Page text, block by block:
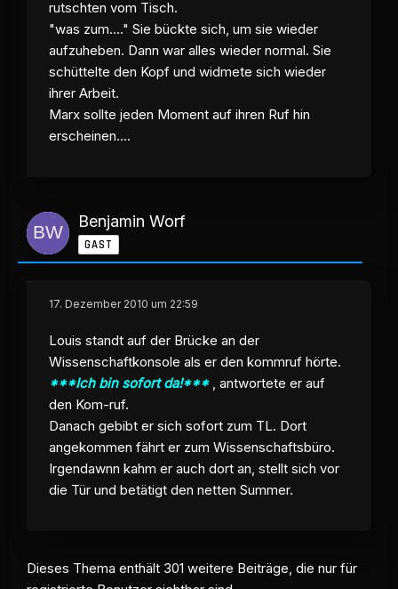
rutschten vom Tisch.
"was zum...." Sie bückte sich, um sie wieder
aufzuheben. Dann war alles wieder normal. Sie
schüttelte den Kopf und widmete sich wieder
ihrer Arbeit.
Marx sollte jeden Moment auf ihren Ruf hin
erscheinen....
Benjamin Worf
GAST
17. Dezember 2010 um 22:59
Louis standt auf der Brücke an der
Wissenschaftkonsole als er den kommruf hörte.
***Ich bin sofort da!***, antwortete er auf
den Kom-ruf.
Danach gebibt er sich sofort zum TL. Dort
angekommen fährt er zum Wissenschaftsbüro.
Irgendawnn kahm er auch dort an, stellt sich vor
die Tür und betätigt den netten Summer.
Dieses Thema enthält 301 weitere Beiträge, die nur für